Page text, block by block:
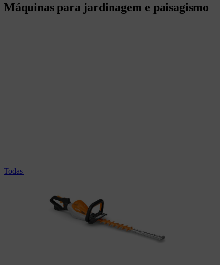
Máquinas para jardinagem e paisagismo
Todas as podadoras de sebes profissionais